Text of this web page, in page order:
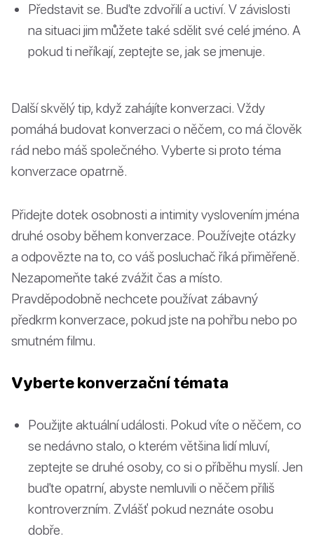
Představit se. Buďte zdvořilí a uctiví. V závislosti
na situaci jim můžete také sdělit své celé jméno. A
pokud ti neříkají, zeptejte se, jak se jmenuje.
Další skvělý tip, když zahájíte konverzaci. Vždy
pomáhá budovat konverzaci o něčem, co má člověk
rád nebo máš společného. Vyberte si proto téma
konverzace opatrně.
Přidejte dotek osobnosti a intimity vyslovením jména
druhé osoby během konverzace. Používejte otázky
a odpovězte na to, co váš posluchač říká přiměřeně.
Nezapomeňte také zvážit čas a místo.
Pravděpodobně nechcete používat zábavný
předkrm konverzace, pokud jste na pohřbu nebo po
smutném filmu.
Vyberte konverzační témata
Použijte aktuální události. Pokud víte o něčem, co
se nedávno stalo, o kterém většina lidí mluví,
zeptejte se druhé osoby, co si o příběhu myslí. Jen
buďte opatrní, abyste nemluvili o něčem příliš
kontroverzním. Zvlášť pokud neznáte osobu
dobře.